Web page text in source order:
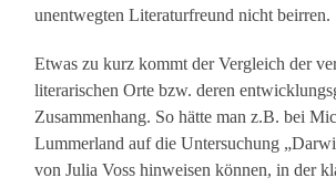
unentwegten Literaturfreund nicht beirren.
Etwas zu kurz kommt der Vergleich der
literarischen Orte bzw. deren
Zusammenhang. So hätte man z.B. bei
Lummerland auf die Untersuchung
von Julia Voss hinweisen können, in der